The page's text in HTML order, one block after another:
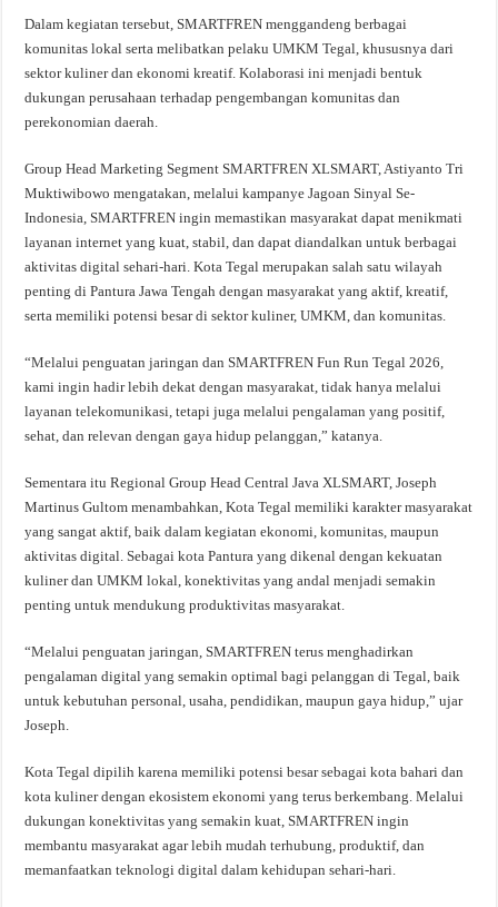
Dalam kegiatan tersebut, SMARTFREN menggandeng berbagai
komunitas lokal serta melibatkan pelaku UMKM Tegal, khususnya dari
sektor kuliner dan ekonomi kreatif. Kolaborasi ini menjadi bentuk
dukungan perusahaan terhadap pengembangan komunitas dan
perekonomian daerah.
Group Head Marketing Segment SMARTFREN XLSMART, Astiyanto Tri
Muktiwibowo mengatakan, melalui kampanye Jagoan Sinyal Se-
Indonesia, SMARTFREN ingin memastikan masyarakat dapat menikmati
layanan internet yang kuat, stabil, dan dapat diandalkan untuk berbagai
aktivitas digital sehari-hari. Kota Tegal merupakan salah satu wilayah
penting di Pantura Jawa Tengah dengan masyarakat yang aktif, kreatif,
serta memiliki potensi besar di sektor kuliner, UMKM, dan komunitas.
“Melalui penguatan jaringan dan SMARTFREN Fun Run Tegal 2026,
kami ingin hadir lebih dekat dengan masyarakat, tidak hanya melalui
layanan telekomunikasi, tetapi juga melalui pengalaman yang positif,
sehat, dan relevan dengan gaya hidup pelanggan,” katanya.
Sementara itu Regional Group Head Central Java XLSMART, Joseph
Martinus Gultom menambahkan, Kota Tegal memiliki karakter masyarakat
yang sangat aktif, baik dalam kegiatan ekonomi, komunitas, maupun
aktivitas digital. Sebagai kota Pantura yang dikenal dengan kekuatan
kuliner dan UMKM lokal, konektivitas yang andal menjadi semakin
penting untuk mendukung produktivitas masyarakat.
“Melalui penguatan jaringan, SMARTFREN terus menghadirkan
pengalaman digital yang semakin optimal bagi pelanggan di Tegal, baik
untuk kebutuhan personal, usaha, pendidikan, maupun gaya hidup,” ujar
Joseph.
Kota Tegal dipilih karena memiliki potensi besar sebagai kota bahari dan
kota kuliner dengan ekosistem ekonomi yang terus berkembang. Melalui
dukungan konektivitas yang semakin kuat, SMARTFREN ingin
membantu masyarakat agar lebih mudah terhubung, produktif, dan
memanfaatkan teknologi digital dalam kehidupan sehari-hari.